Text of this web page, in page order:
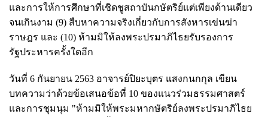
และการให้การศึกษาที่เชิดชูสถาบันกษัตริย์แต่เพียงด้านเดียว
จนเกินงาม (9) สืบหาความจริงเกี่ยวกับการสังหารเข่นฆ่า
ราษฎร และ (10) ห้ามมิให้ลงพระปรมาภิไธยรับรองการ
รัฐประหารครั้งใดอีก
วันที่ 6 กันยายน 2563 อาจารย์ปิยะบุตร แสงกนกกุล เขียน
บทความว่าด้วยข้อเสนอข้อที่ 10 ของแนวร่วมธรรมศาสตร์
และการชุมนุม "ห้ามมิให้พระมหากษัตริย์ลงพระปรมาภิไธย